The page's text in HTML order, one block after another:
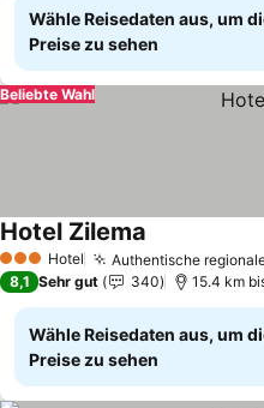
Wähle Reisedaten aus, um
Preise zu sehen
Beliebte Wahl
3 SterneHotel Authentische
Hotel Zilema
8,1 Sehr gut 340 15.4 km
Wähle Reisedaten aus, um
Preise zu sehen